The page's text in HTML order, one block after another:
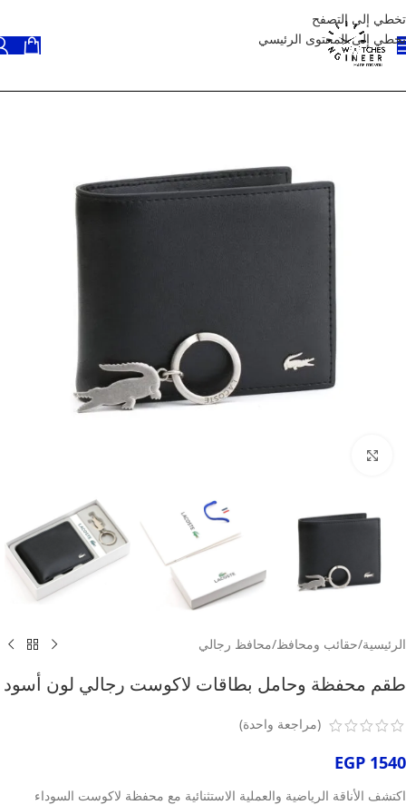
تخطي إلى التصفح
تخطي إلى المحتوى الرئيسي
الرئيسية/حقائب ومحافظ/محافظ رجالي
طقم محفظة وحامل بطاقات لاكوست رجالي لون أسود
(مراجعة واحدة)
EGP 1540
اكتشف الأناقة الرياضية والعملية الاستثنائية مع محفظة لاكوست السوداء